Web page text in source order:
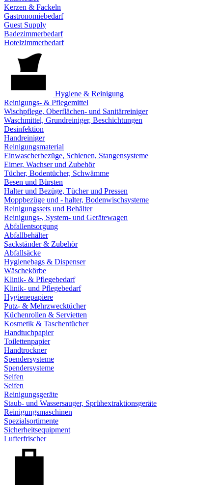
Kerzen & Fackeln
Gastronomiebedarf
Guest Supply
Badezimmerbedarf
Hotelzimmerbedarf
Hygiene & Reinigung
Reinigungs- & Pflegemittel
Wischpflege, Oberflächen- und Sanitärreiniger
Waschmittel, Grundreiniger, Beschichtungen
Desinfektion
Handreiniger
Reinigungsmaterial
Einwascherbezüge, Schienen, Stangensysteme
Eimer, Wachser und Zubehör
Tücher, Bodentücher, Schwämme
Besen und Bürsten
Halter und Bezüge, Tücher und Pressen
Moppbezüge und - halter, Bodenwischsysteme
Reinigungssets und Behälter
Reinigungs-, System- und Gerätewagen
Abfallentsorgung
Abfallbehälter
Sackständer & Zubehör
Abfallsäcke
Hygienebags & Dispenser
Wäschekörbe
Klinik- & Pflegebedarf
Klinik- und Pflegebedarf
Hygienepapiere
Putz- & Mehrzwecktücher
Küchenrollen & Servietten
Kosmetik & Taschentücher
Handtuchpapier
Toilettenpapier
Handtrockner
Spendersysteme
Spendersysteme
Seifen
Seifen
Reinigungsgeräte
Staub- und Wassersauger, Sprühextraktionsgeräte
Reinigungsmaschinen
Spezialsortimente
Sicherheitsequipment
Lufterfrischer